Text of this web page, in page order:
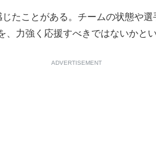
たことがある。チームの状態や選
力強く応援すべきではないかとい
ADVERTISEMENT